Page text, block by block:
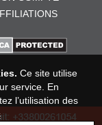
Ce site utilise
service. En
l’utilisation des